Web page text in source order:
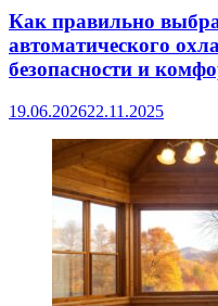
Как правильно
автоматического
безопасности и
19.06.202622.11.2025